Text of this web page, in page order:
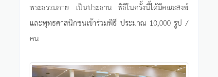
พระธรรมกาย เป็นประธาน พิธีในครั้งนี้ได้มีคณะสงฆ์
และพุทธศาสนิกชนเข้าร่วมพิธี ประมาณ 10,000 รูป /
คน